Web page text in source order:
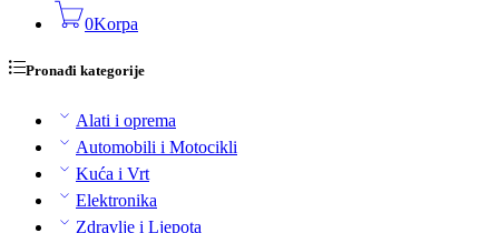
0Korpa
Pronađi kategorije
Alati i oprema
Automobili i Motocikli
Kuća i Vrt
Elektronika
Zdravlje i Ljepota